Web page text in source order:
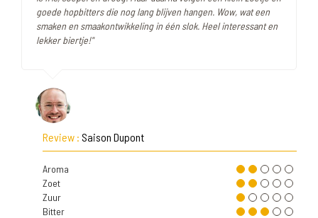
goede hopbitters die nog lang blijven hangen. Wow, wat een
smaken en smaakontwikkeling in één slok. Heel interessant en
lekker biertje!"
Review : Saison Dupont
Aroma
Zoet
Zuur
Bitter